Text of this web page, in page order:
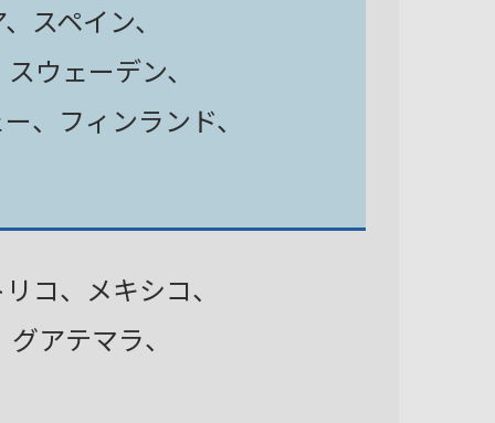
スペイン、
ウェーデン、
、フィンランド、
コ、メキシコ、
アテマラ、